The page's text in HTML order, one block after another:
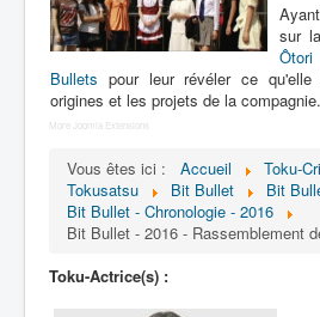
Films
COSAA
Dessins
Artiste Asperger
Lexique
Bit Bullet (ビット バ
Série
sur la
Ôtori
Bullets pour leur révéler ce
origines et les projets de la compagnie.
More Joomla Extensions
Vous êtes ici : Accueil
Toku-
Tokusatsu
Bit Bullet
Bit
Bit Bullet - Chronologie - 2016
Bit Bullet - 2016 - Rassemblement
Toku-Actrice(s) :